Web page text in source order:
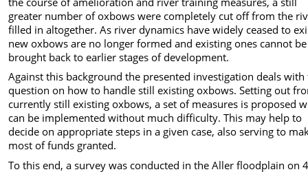
greater number of oxbows were completely cut off from the
filled in altogether. As river dynamics have widely ceased to
new oxbows are no longer formed and existing ones cannot be
brought back to earlier stages of development.
Against this background the presented investigation deals with
question on how to handle still existing oxbows. Setting out
currently still existing oxbows, a set of measures is proposed
can be implemented without much difficulty. This may help to
decide on appropriate steps in a given case, also serving to
most of funds granted.
To this end, a survey was conducted in the Aller floodplain on